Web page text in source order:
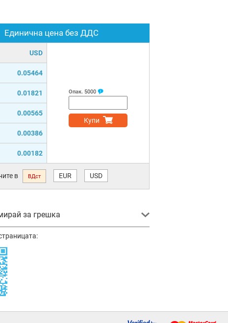
Единична цена без ДДС
USD
0.05464
0.01821
0.00565
0.00386
0.00182
Опак. 5000
Купи
в ВДст EUR USD
за грешка